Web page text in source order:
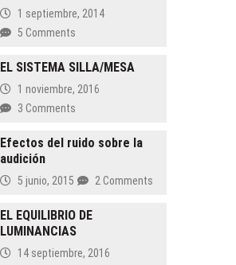
Fuego
1 septiembre, 2014
5 Comments
EL SISTEMA SILLA/MESA
1 noviembre, 2016
3 Comments
Efectos del ruido sobre la
audición
5 junio, 2015 2 Comments
EL EQUILIBRIO DE
LUMINANCIAS
14 septiembre, 2016